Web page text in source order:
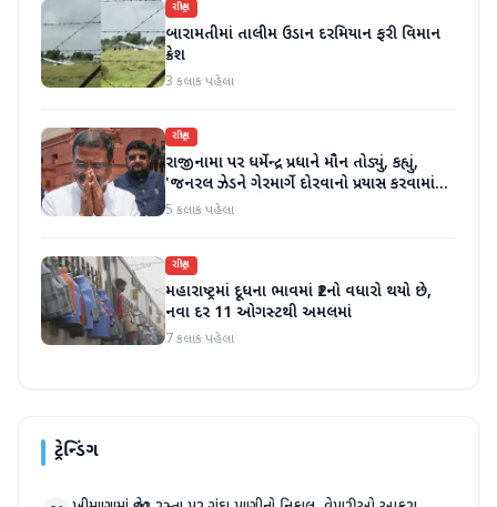
રાષ્ટ્રીય
બારામતીમાં તાલીમ ઉડાન દરમિયાન ફરી વિમાન
ક્રેશ
3 કલાક પહેલા
રાષ્ટ્રીય
રાજીનામા પર ધર્મેન્દ્ર પ્રધાને મૌન તોડ્યું, કહ્યું,
'જનરલ ઝેડને ગેરમાર્ગે દોરવાનો પ્રયાસ કરવામાં
આવ્યો, મારા માટે પદ મહત્વનું નથી'
5 કલાક પહેલા
રાષ્ટ્રીય
મહારાષ્ટ્રમાં દૂધના ભાવમાં ₹2નો વધારો થયો છે,
નવા દર 11 ઓગસ્ટથી અમલમાં
7 કલાક પહેલા
ટ્રેન્ડિંગ